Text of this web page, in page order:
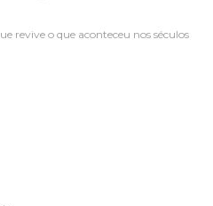
revive o que aconteceu nos séculos